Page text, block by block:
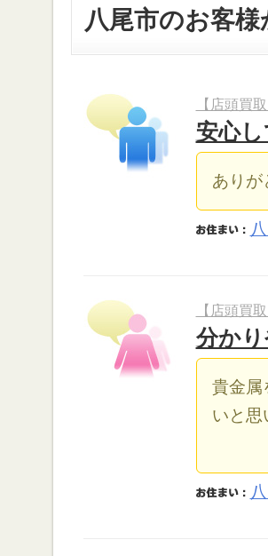
八尾市のお客
【店頭買取
安心
ありが
【店頭買取
分か
貴金属
いと思